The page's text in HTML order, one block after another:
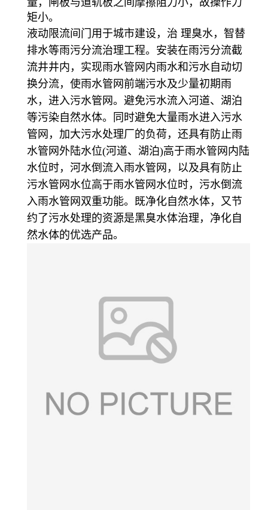
量，闸板与道轨板之间摩擦阻力小，故操作力
矩小。
液动限流间门用于城市建设，治 理臭水，智替
排水等雨污分流治理工程。安装在雨污分流截
流井井内，实现雨水管网内雨水和污水自动切
换分流，使雨水管网前端污水及少量初期雨
水，进入污水管网。避免污水流入河道、湖泊
等污染自然水体。同时避免大量雨水进入污水
管网，加大污水处理厂的负荷，还具有防止雨
水管网外陆水位(河道、湖泊)高于雨水管网内陆
水位时，河水倒流入雨水管网，以及具有防止
污水管网水位高于雨水管网水位时，污水倒流
入雨水管网双重功能。既净化自然水体，又节
约了污水处理的资源是黑臭水体治理，净化自
然水体的优选产品。